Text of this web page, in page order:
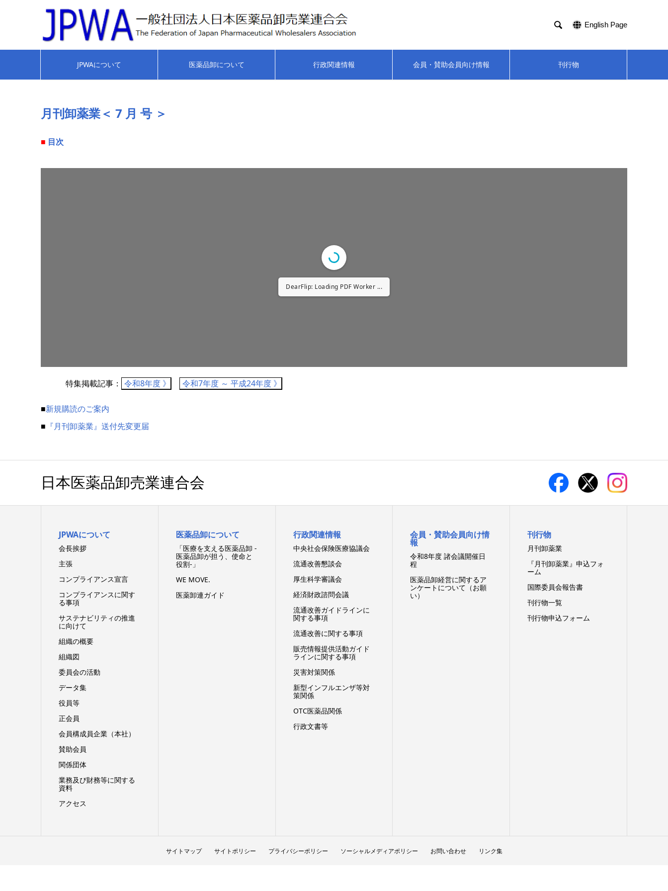
 English Page
JPWAについて 医薬品卸について 行政関連情報 会員・賛助会員向け情報 刊行物
月刊卸薬業＜ 7 月 号 ＞
■ 目次
DearFlip: Loading PDF Worker ...
特集掲載記事： 令和8年度 》 令和7年度 ～ 平成24年度 》
■新規購読のご案内
■ 『月刊卸薬業』送付先変更届
日本医薬品卸売業連合会
JPWAについて
会長挨拶
主張
コンプライアンス宣言
コンプライアンスに関す
る事項
サステナビリティの推進
に向けて
組織の概要
組織図
委員会の活動
データ集
役員等
正会員
会員構成員企業（本社）
賛助会員
関係団体
業務及び財務等に関する
資料
アクセス
医薬品卸について
「医療を支える医薬品卸 -
医薬品卸が担う、使命と
役割-」
WE MOVE.
医薬卸連ガイド
行政関連情報
中央社会保険医療協議会
流通改善懇談会
厚生科学審議会
経済財政諮問会議
流通改善ガイドラインに
関する事項
流通改善に関する事項
販売情報提供活動ガイド
ラインに関する事項
災害対策関係
新型インフルエンザ等対
策関係
OTC医薬品関係
行政文書等
会員・賛助会員向け情
報
令和8年度 諸会議開催日
程
医薬品卸経営に関するア
ンケートについて（お願
い）
刊行物
月刊卸薬業
『月刊卸薬業』申込フォ
ーム
国際委員会報告書
刊行物一覧
刊行物申込フォーム
サイトマップ サイトポリシー プライバシーポリシー ソーシャルメディアポリシー お問い合わせ リンク集